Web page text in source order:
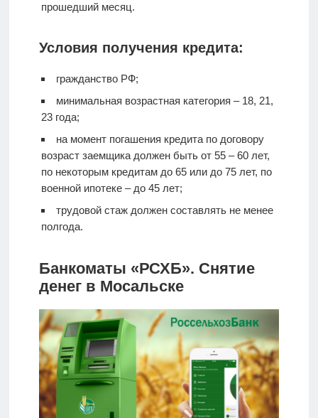
прошедший месяц.
Условия получения кредита:
гражданство РФ;
минимальная возрастная категория – 18, 21,
23 года;
на момент погашения кредита по договору
возраст заемщика должен быть от 55 – 60 лет,
по некоторым кредитам до 65 или до 75 лет, по
военной ипотеке – до 45 лет;
трудовой стаж должен составлять не менее
полгода.
Банкоматы «РСХБ». Снятие
денег в Мосальске